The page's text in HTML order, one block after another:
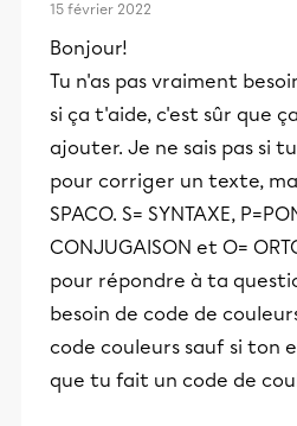
15 février 2022
Bonjour!
Tu n'as pas vraiment
si ça t'aide, c'est sûr que
ajouter. Je ne sais pas si
pour corriger un texte,
SPACO. S= SYNTAXE,
CONJUGAISON et O=
pour répondre à ta
besoin de code de
code couleurs sauf si ton
que tu fait un code de